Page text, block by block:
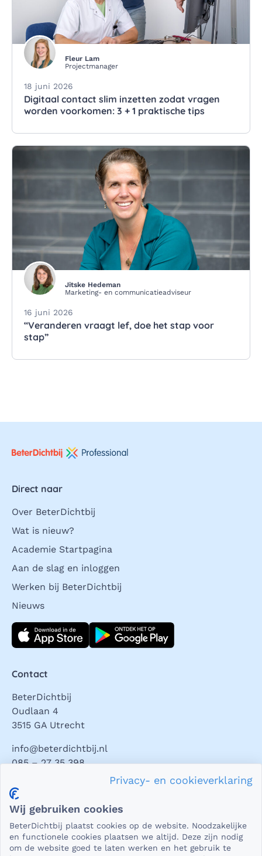
Fleur Lam
Projectmanager
18 juni 2026
Digitaal contact slim inzetten zodat vragen
worden voorkomen: 3 + 1 praktische tips
Jitske Hedeman
Marketing- en communicatieadviseur
16 juni 2026
“Veranderen vraagt lef, doe het stap voor
stap”
Direct naar
Over BeterDichtbij
Wat is nieuw?
Academie Startpagina
Aan de slag en inloggen
Werken bij BeterDichtbij
Nieuws
Download direct
Contact
BeterDichtbij
Oudlaan 4
3515 GA Utrecht
info@beterdichtbij.nl
085 – 27 35 398
Privacy en veiligheid
essentieel dat die beveiligd worden uitgewisseld. En dat
die gegevens niet in verkeerde handen vallen. Daar kun je
Privacy- en cookieverklaring
Wij gebruiken cookies
BeterDichtbij plaatst cookies op de website. Noodzakelijke
en functionele cookies plaatsen we altijd. Deze zijn nodig
om de website goed te laten werken en het gebruik te